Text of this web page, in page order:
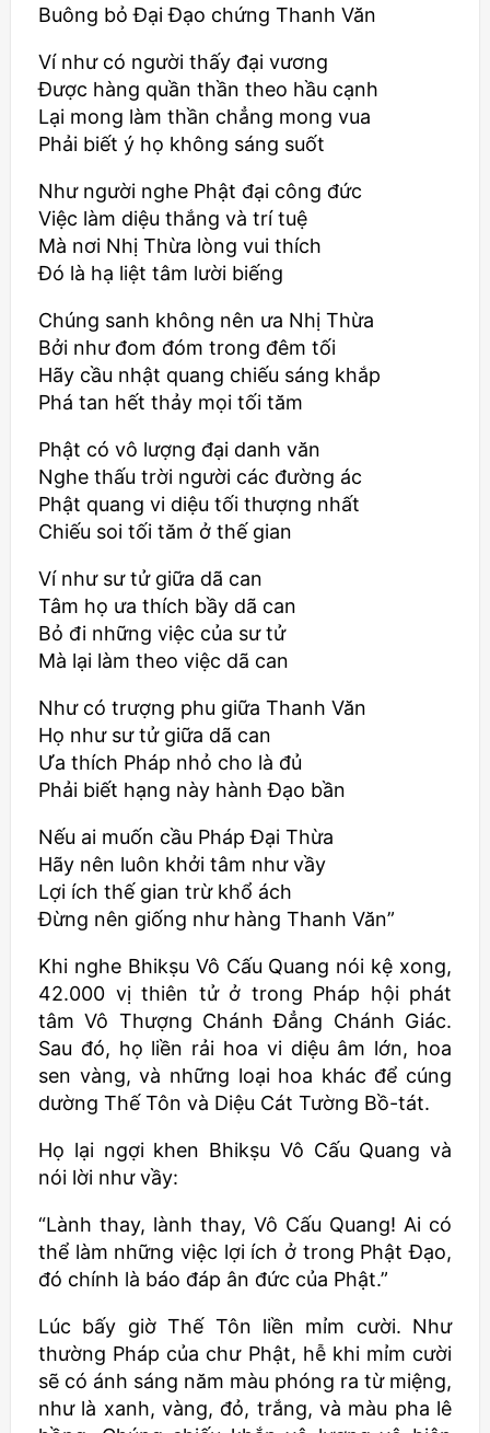
Buông bỏ Đại Đạo chứng Thanh Văn
Ví như có người thấy đại vương
Được hàng quần thần theo hầu cạnh
Lại mong làm thần chẳng mong vua
Phải biết ý họ không sáng suốt
Như người nghe Phật đại công đức
Việc làm diệu thắng và trí tuệ
Mà nơi Nhị Thừa lòng vui thích
Đó là hạ liệt tâm lười biếng
Chúng sanh không nên ưa Nhị Thừa
Bởi như đom đóm trong đêm tối
Hãy cầu nhật quang chiếu sáng khắp
Phá tan hết thảy mọi tối tăm
Phật có vô lượng đại danh văn
Nghe thấu trời người các đường ác
Phật quang vi diệu tối thượng nhất
Chiếu soi tối tăm ở thế gian
Ví như sư tử giữa dã can
Tâm họ ưa thích bầy dã can
Bỏ đi những việc của sư tử
Mà lại làm theo việc dã can
Như có trượng phu giữa Thanh Văn
Họ như sư tử giữa dã can
Ưa thích Pháp nhỏ cho là đủ
Phải biết hạng này hành Đạo bần
Nếu ai muốn cầu Pháp Đại Thừa
Hãy nên luôn khởi tâm như vầy
Lợi ích thế gian trừ khổ ách
Đừng nên giống như hàng Thanh Văn”
Khi nghe Bhikṣu Vô Cấu Quang nói kệ xong,
42.000 vị thiên tử ở trong Pháp hội phát
tâm Vô Thượng Chánh Đẳng Chánh Giác.
Sau đó, họ liền rải hoa vi diệu âm lớn, hoa
sen vàng, và những loại hoa khác để cúng
dường Thế Tôn và Diệu Cát Tường Bồ-tát.
Họ lại ngợi khen Bhikṣu Vô Cấu Quang và
nói lời như vầy:
“Lành thay, lành thay, Vô Cấu Quang! Ai có
thể làm những việc lợi ích ở trong Phật Đạo,
đó chính là báo đáp ân đức của Phật.”
Lúc bấy giờ Thế Tôn liền mỉm cười. Như
thường Pháp của chư Phật, hễ khi mỉm cười
sẽ có ánh sáng năm màu phóng ra từ miệng,
như là xanh, vàng, đỏ, trắng, và màu pha lê